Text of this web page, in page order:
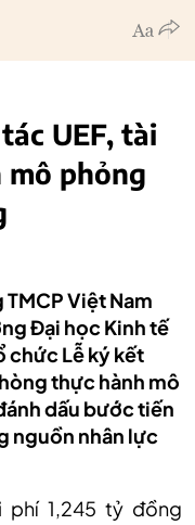
UEF, tài
phỏng
Việt Nam
Đại học Kinh tế
chức Lễ ký kết
thực hành mô
dấu bước tiến
nguồn nhân lực
phí 1,245 tỷ đồng